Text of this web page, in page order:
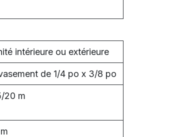
intérieure ou extérieure
de 1/4 po x 3/8 po
20 m